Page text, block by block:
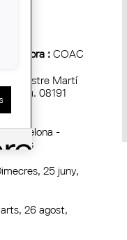
:COAC
Mestre Martí
5). 08191
Barcelona -
Vallès
25 juny,
26 agost,